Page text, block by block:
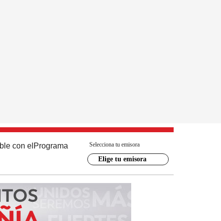
con el Programa Selecciona tu emisora
Elige tu emisora